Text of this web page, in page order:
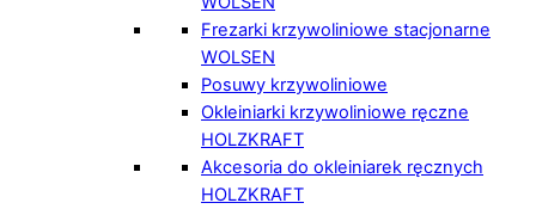
Frezarki krzywoliniowe stacjonarne
WOLSEN
Posuwy krzywoliniowe
Okleiniarki krzywoliniowe ręczne
HOLZKRAFT
Akcesoria do okleiniarek ręcznych
HOLZKRAFT